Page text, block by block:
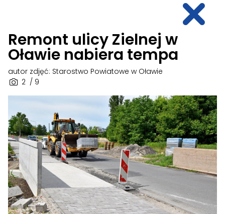
Remont ulicy Zielnej w
Oławie nabiera tempa
2 / 9
autor zdjęć: Starostwo Powiatowe w Oławie